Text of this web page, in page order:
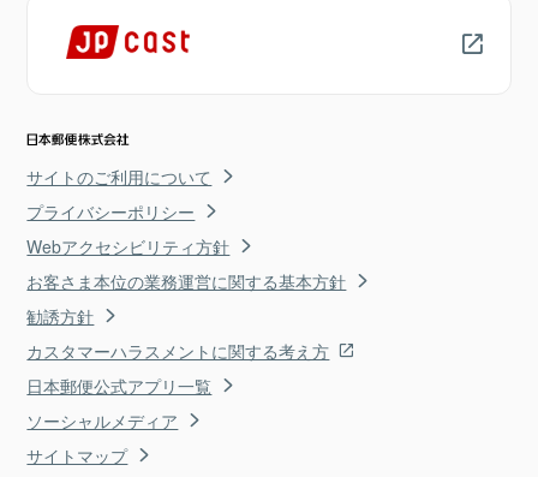
サイトのご利用について
プライバシーポリシー
Webアクセシビリティ方針
お客さま本位の業務運営に関する基本方針
勧誘方針
カスタマーハラスメントに関する考え方
日本郵便公式アプリ一覧
ソーシャルメディア
サイトマップ